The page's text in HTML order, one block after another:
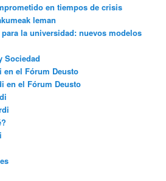
en tiempos de crisis
leman
la universidad: nuevos modelos
Sociedad
en el Fórum Deusto
en el Fórum Deusto